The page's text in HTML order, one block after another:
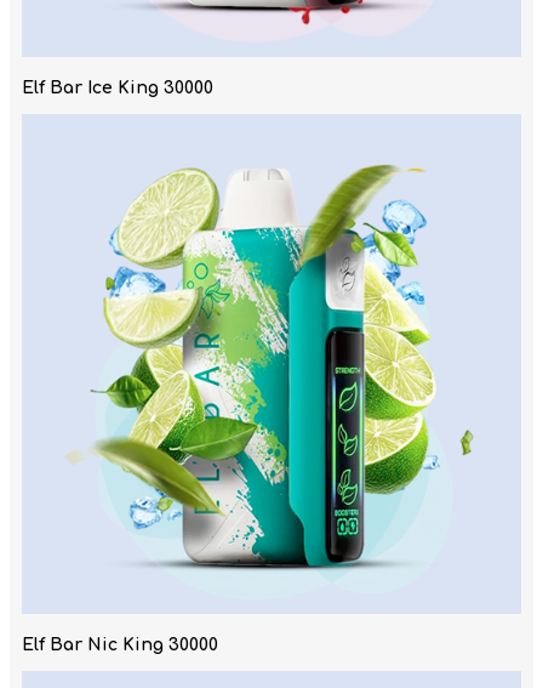
Elf Bar Ice King 30000
Elf Bar Nic King 30000